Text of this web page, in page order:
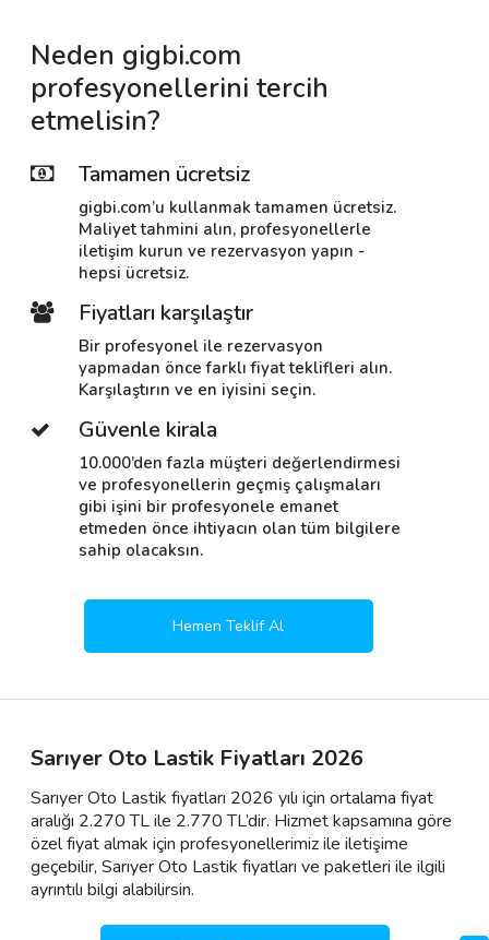
Neden gigbi.com
profesyonellerini tercih
etmelisin?
Tamamen ücretsiz
gigbi.com’u kullanmak tamamen ücretsiz.
Maliyet tahmini alın, profesyonellerle
iletişim kurun ve rezervasyon yapın -
hepsi ücretsiz.
Fiyatları karşılaştır
Bir profesyonel ile rezervasyon
yapmadan önce farklı fiyat teklifleri alın.
Karşılaştırın ve en iyisini seçin.
Güvenle kirala
10.000’den fazla müşteri değerlendirmesi
ve profesyonellerin geçmiş çalışmaları
gibi işini bir profesyonele emanet
etmeden önce ihtiyacın olan tüm bilgilere
sahip olacaksın.
Hemen Teklif Al
Sarıyer Oto Lastik Fiyatları 2026
Sarıyer Oto Lastik fiyatları 2026 yılı için ortalama fiyat
aralığı 2.270 TL ile 2.770 TL’dir. Hizmet kapsamına göre
özel fiyat almak için profesyonellerimiz ile iletişime
geçebilir, Sarıyer Oto Lastik fiyatları ve paketleri ile ilgili
ayrıntılı bilgi alabilirsin.